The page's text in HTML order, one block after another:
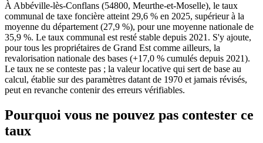
À Abbéville-lès-Conflans (54800, Meurthe-et-Moselle), le taux
communal de taxe foncière atteint 29,6 % en 2025, supérieur à la
moyenne du département (27,9 %), pour une moyenne nationale de
35,9 %. Le taux communal est resté stable depuis 2021. S'y ajoute,
pour tous les propriétaires de Grand Est comme ailleurs, la
revalorisation nationale des bases (+17,0 % cumulés depuis 2021).
Le taux ne se conteste pas ; la valeur locative qui sert de base au
calcul, établie sur des paramètres datant de 1970 et jamais révisés,
peut en revanche contenir des erreurs vérifiables.
Pourquoi vous ne pouvez pas contester ce
taux